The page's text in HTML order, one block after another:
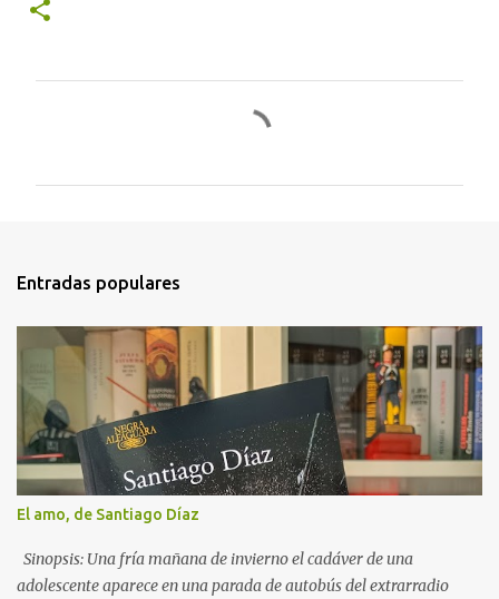
t
o
s
Entradas populares
El amo, de Santiago Díaz
Sinopsis: Una fría mañana de invierno el cadáver de una
adolescente aparece en una parada de autobús del extrarradio